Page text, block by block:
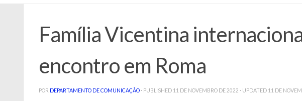
Família Vicentina
encontro em Roma
POR DEPARTAMENTO DE COMUNICAÇÃO · PUBLISHED 11 DE NOVEMBRO DE 2022 · UPDATED 11 DE